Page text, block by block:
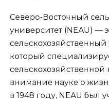
Северо-Восточный
университет (NEAU) —
сельскохозяйственный
который
сельскохозяйственной
внимание науке о
в 1948 году, NEAU был